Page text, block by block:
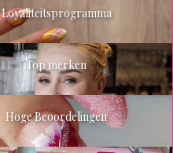
Loyaliteitsprogramma
Top merken
Hoge Beoordelingen